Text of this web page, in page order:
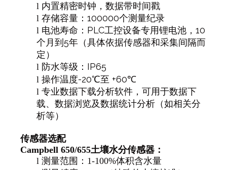
l 内置精密时钟，数据带时间戳
l 存储容量： 100000个测量纪录
l 电池寿命： PLC工控设备专用锂电池， 10
个月到 5年（具体依据传感器和采集间隔而
定）
l 防水等级： IP65
l 操作温度-20℃至 +60℃
l 专业数据下载分析软件，可用于数据下
载、数据浏览及数据统计分析（如相关分
析等）
传感器选配
Campbell 650/655土壤水分传感器：
l 测量范围：1-100%体积含水量